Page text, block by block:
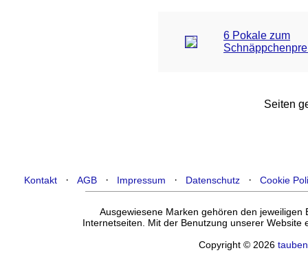
6 Pokale zum
Seiten
Kontakt · AGB · Impressum · Datenschutz · Cookie
Ausgewiesene Marken gehören den
Internetseiten. Mit der Benutzung unserer Website
Copyright © 2026